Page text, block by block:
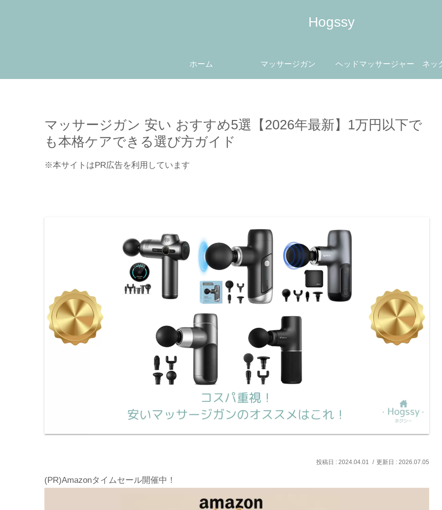
Hogssy
ホーム マッサージガン ヘッドマッサージャー ネッ
マッサージガン 安い おすすめ5選【2026年最新】1万円以下で
も本格ケアできる選び方ガイド
※本サイトはPR広告を利用しています
2024.04.01 2026.07.05
(PR)Amazonタイムセール開催中！